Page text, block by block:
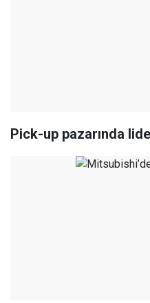
Pick-up pazarında